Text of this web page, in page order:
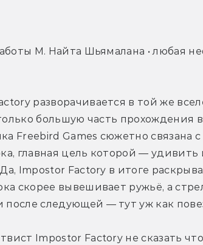
М. Найта Шьямалана • любая
разворачивается в той же
большую часть прохождения
Freebird Games сюжетно связана
главная цель которой — удивить
Impostor Factory в итоге
скорее вывешивает ружьё, а
следующей — тут уж как
Impostor Factory не сказать